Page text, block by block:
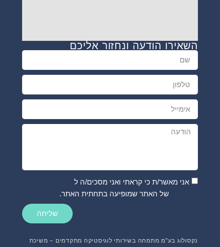
נקסולוג בע"מ מתמחה בשירותי לוגיסטיקה מתקדמים – משיכת
השאירו הודעה ונחזור אליכם
אני מאשר/ת כי קראתי ואני מסכים/ה ל
של האתר שמופיעה בתחתית האתר.
שליחה